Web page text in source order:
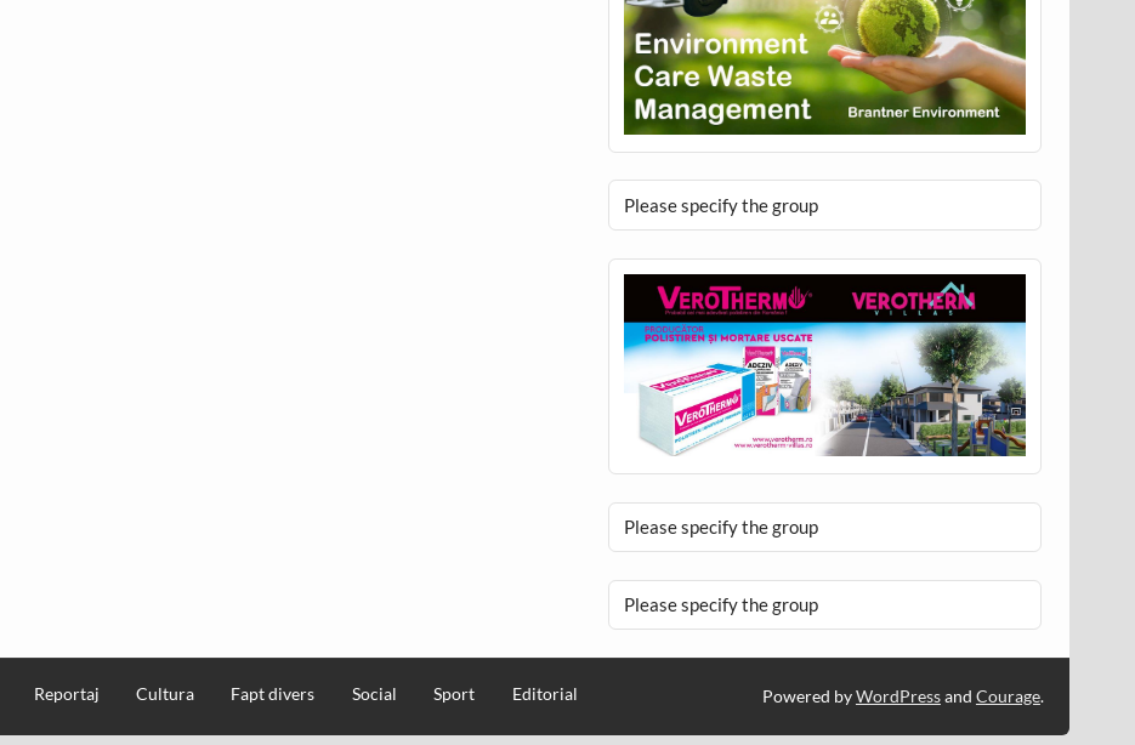
Please specify the group
Please specify the group
Please specify the group
Reportaj Cultura Fapt divers Social Sport Editorial Powered byWordPressand Courage.